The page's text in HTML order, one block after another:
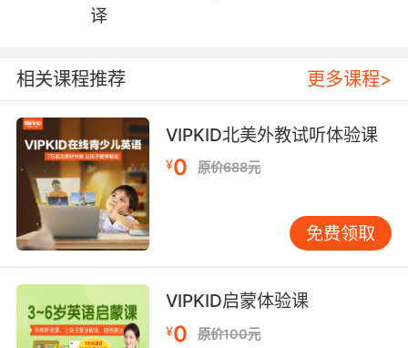
译
相关课程推荐 更多课程>
VIPKID北美外教试听体验课
¥0 原价688元
免费领取
VIPKID启蒙体验课
¥0 原价100元